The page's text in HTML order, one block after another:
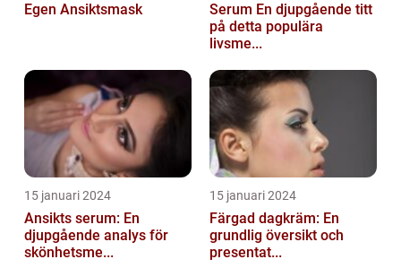
Egen Ansiktsmask
Serum En djupgående titt
på detta populära
livsme...
15 januari 2024
Ansikts serum: En
djupgående analys för
skönhetsme...
15 januari 2024
Färgad dagkräm: En
grundlig översikt och
presentat...